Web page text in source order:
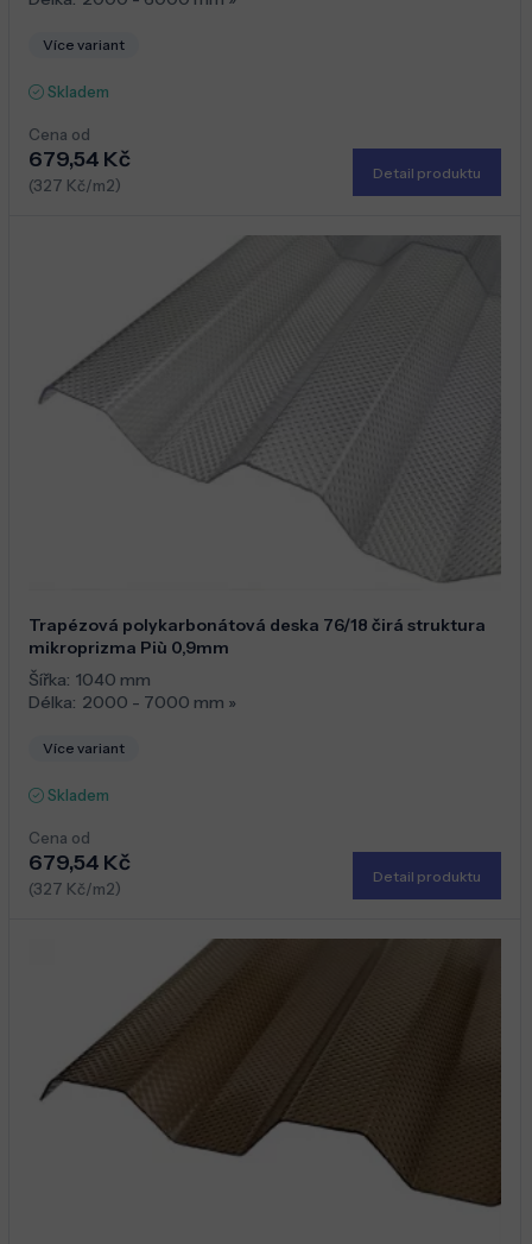
Více variant
Skladem
Cena od
679,54 Kč
(327 Kč/m2)
Detail produktu
Trapézová polykarbonátová deska 76/18 čirá struktura
mikroprizma Più 0,9mm
Šířka: 1040 mm
Délka: 2000 - 7000 mm »
Více variant
Skladem
Cena od
679,54 Kč
(327 Kč/m2)
Detail produktu